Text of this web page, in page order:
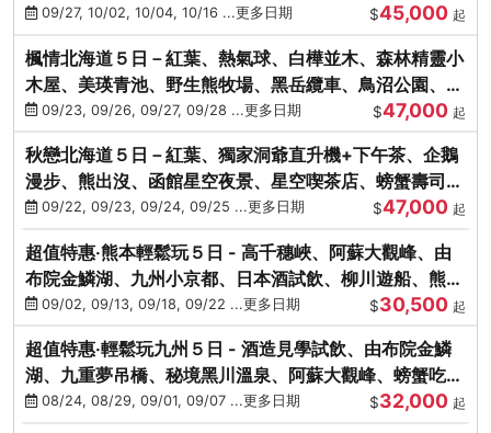
纜車、旭山動物園
09/27, 10/02, 10/04, 10/16 ...更多日期 $45,000 起
楓情北海道５日－紅葉、熱氣球、白樺並木、森林精靈小
木屋、美瑛青池、野生熊牧場、黑岳纜車、鳥沼公園、紅
葉奇蹟谷、螃蟹吃到飽
09/23, 09/26, 09/27, 09/28 ...更多日期 $47,000 起
秋戀北海道５日－紅葉、獨家洞爺直升機+下午茶、企鵝
漫步、熊出沒、函館星空夜景、星空喫茶店、螃蟹壽司、
海膽、三大螃蟹放題
09/22, 09/23, 09/24, 09/25 ...更多日期 $47,000 起
超值特惠‧熊本輕鬆玩５日 - 高千穗峽、阿蘇大觀峰、由
布院金鱗湖、九州小京都、日本酒試飲、柳川遊船、熊本
城、熊本AEON
09/02, 09/13, 09/18, 09/22 ...更多日期 $30,500 起
超值特惠‧輕鬆玩九州５日 - 酒造見學試飲、由布院金鱗
湖、九重夢吊橋、秘境黑川溫泉、阿蘇大觀峰、螃蟹吃到
飽08/24, 08/29, 09/01, 09/07 ...更多日期 $32,000 起